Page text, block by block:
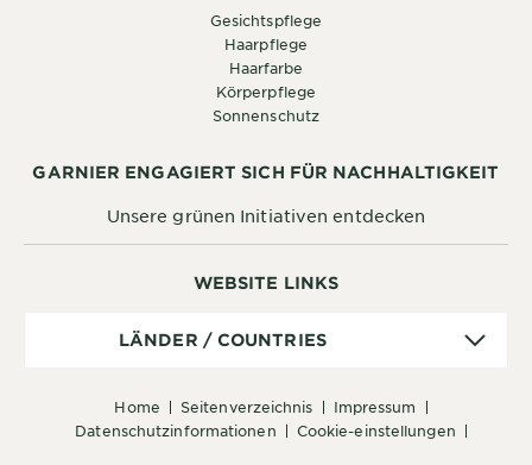
WEBSITE LINKS
home seitenverzeichnis
impressum
datenschutzinformationen
cookie-einstellungen
LÄNDER / COUNTRIES
Gesichtspflege
Haarpflege
Haarfarbe
Körperpflege
Sonnenschutz
GARNIER ENGAGIERT SICH FÜR NACHHALTIGKEIT
Unsere grünen Initiativen entdecken